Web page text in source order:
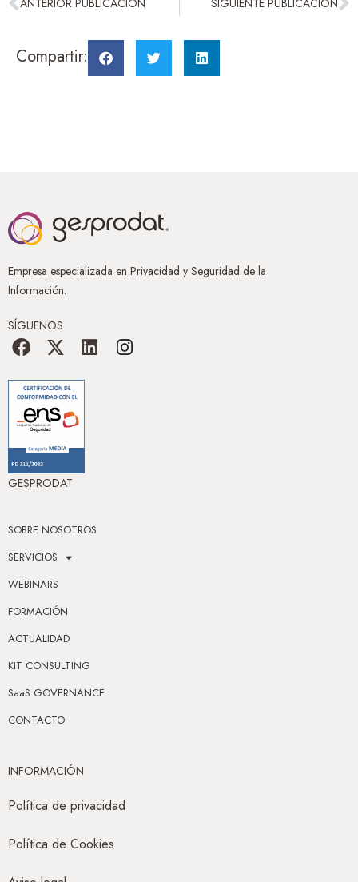
ANTERIOR PUBLICACIÓN SIGUIENTE PUBLICACIÓN
Compartir:
Empresa especializada en Privacidad y Seguridad de la
Información.
SÍGUENOS
GESPRODAT
SOBRE NOSOTROS
SERVICIOS
WEBINARS
FORMACIÓN
ACTUALIDAD
KIT CONSULTING
SaaS GOVERNANCE
CONTACTO
INFORMACIÓN
Política de privacidad
Política de Cookies